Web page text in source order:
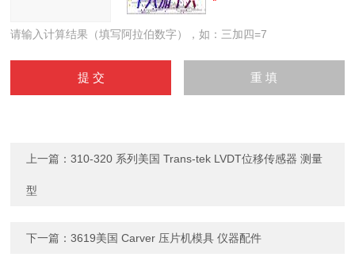
请输入计算结果（填写阿拉伯数字），如：三加四=7
上一篇：310-320 系列美国 Trans-tek LVDT位移传感器 测量
型
下一篇：3619美国 Carver 压片机模具 仪器配件